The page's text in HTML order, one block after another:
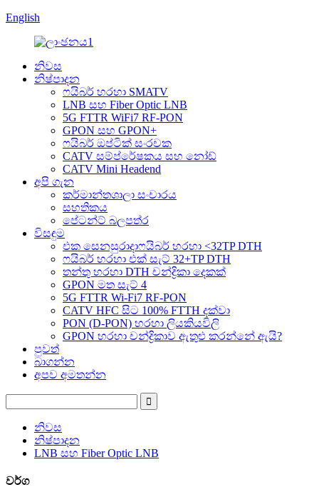
English
නිවස
නිෂ්පාදන
ෆයිබර් හරහා SMATV
LNB සහ Fiber Optic LNB
5G FTTR WiFi7 RF-PON
GPON සහ GPON+
ෆයිබර් ඔප්ටික් සංරචක
CATV සම්ප්රේෂකය සහ නෝඩ්
CATV Mini Headend
අපි ගැන
කර්මාන්තශාලා සංචාරය
සහතිකය
පේටන්ට් බලපත්ර
විසඳුම
එක සෙනසුරාදාෆයිබර් හරහා <32TP DTH
ෆයිබර් හරහා එක් සැට් 32+TP DTH
තන්තු හරහා DTH චන්ද්‍රිකා දෙකක්
GPON මත සැට් 4
5G FTTR Wi-Fi7 RF-PON
CATV HFC සිට 100% FTTH දක්වා
PON (D-PON) හරහා ලියකියවිලි
GPON හරහා චන්ද්‍රිකාව ඇතුළු කරන්නේ ඇයි?
පුවත්
බාගන්න
අපව අමතන්න
නිවස
නිෂ්පාදන
LNB සහ Fiber Optic LNB
වර්ග